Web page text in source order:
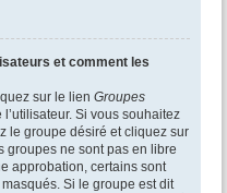
et comment les
sur le lien Groupes
Si vous souhaitez
le groupe désiré et cliquez sur
groupes ne sont pas en libre
approbation, certains sont
Si le groupe est dit